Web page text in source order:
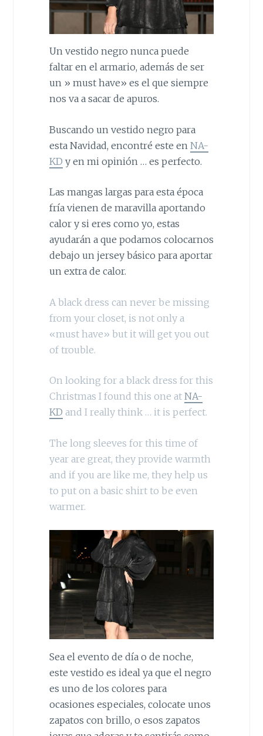
Un vestido negro nunca puede
faltar en el armario, además de ser
un » must have» es el que siempre
nos va a sacar de apuros.
Buscando un vestido negro para
esta Navidad, encontré este en NA-
KD y en mi opinión … es perfecto.
Las mangas largas para esta época
fría vienen de maravilla aportando
calor y si eres como yo, estas
ayudarán a que podamos colocarnos
debajo un jersey básico para aportar
un extra de calor.
A black dress can never be missing
from your closet, is not only a
«must have» but it will get you out
of trouble.
On looking for a black dress for this
Christmas I found this one at NA-
KD and I really think … it is perfect.
The long sleeves for this time of
year are great, they provide warmth
and if you are like me, they help us
to put on a basic shirt to be even
warmer.
Sea el evento de día o de noche,
este vestido es ideal ya que el negro
es uno de los colores para
ocasiones especiales, colocate unos
zapatos con brillo, o esos zapatos